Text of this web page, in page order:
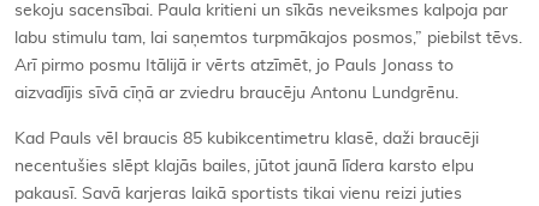
sekoju sacensībai. Paula kritieni un sīkās neveiksmes kalpoja par
labu stimulu tam, lai saņemtos turpmākajos posmos,” piebilst tēvs.
Arī pirmo posmu Itālijā ir vērts atzīmēt, jo Pauls Jonass to
aizvadījis sīvā cīņā ar zviedru braucēju Antonu Lundgrēnu.
Kad Pauls vēl braucis 85 kubikcentimetru klasē, daži braucēji
necentušies slēpt klajās bailes, jūtot jaunā līdera karsto elpu
pakausī. Savā karjeras laikā sportists tikai vienu reizi juties